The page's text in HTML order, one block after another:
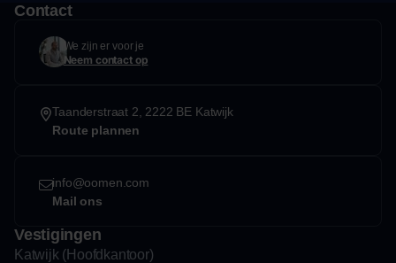
Contact
We zijn er voor je
Neem contact op
Taanderstraat 2, 2222 BE Katwijk
Route plannen
info@oomen.com
Mail ons
Vestigingen
Katwijk (Hoofdkantoor)